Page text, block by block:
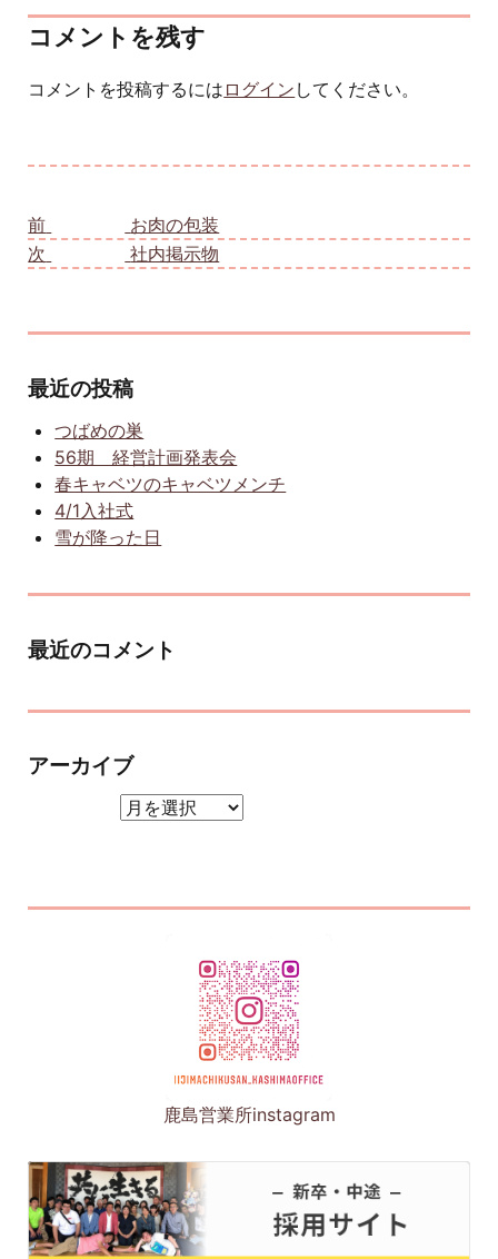
コメントを残す
コメントを投稿するには ログイン してください。
前
お肉の包装
次
社内掲示物
最近の投稿
つばめの巣
56期 経営計画発表会
春キャベツのキャベツメンチ
4/1入社式
雪が降った日
最近のコメント
アーカイブ
鹿島営業所instagram